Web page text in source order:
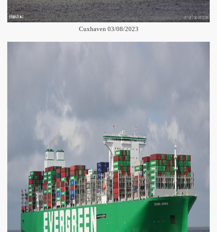
Cuxhaven 03/08/2023